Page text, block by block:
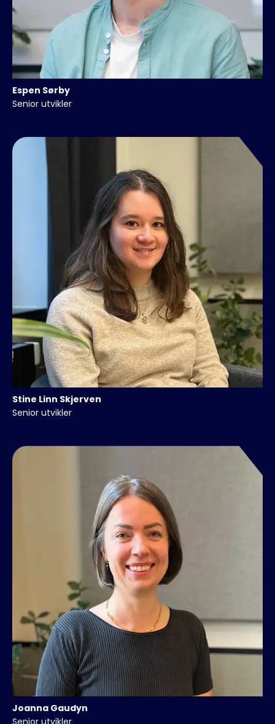
Espen Sørby
Senior utvikler
Stine Linn Skjerven
Senior utvikler
Joanna Gaudyn